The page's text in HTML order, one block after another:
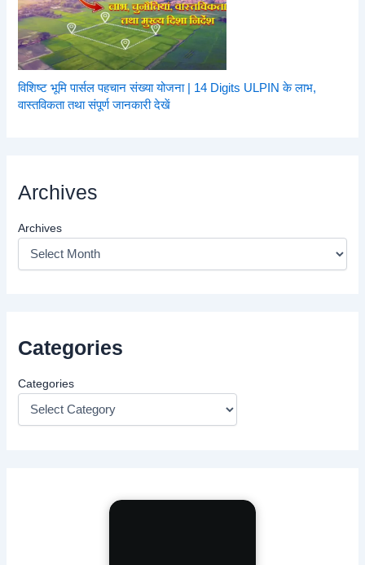
विशिष्ट भूमि पार्सल पहचान संख्या योजना | 14 Digits ULPIN के लाभ,
वास्तविकता तथा संपूर्ण जानकारी देखें
Archives
Archives
Categories
Categories